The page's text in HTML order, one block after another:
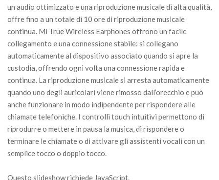
un audio ottimizzato e una riproduzione musicale di alta qualità,
offre fino a un totale di 10 ore di riproduzione musicale
continua. Mi True Wireless Earphones offrono un facile
collegamento e una connessione stabile: si collegano
automaticamente al dispositivo associato quando si apre la
custodia, offrendo ogni volta una connessione rapida e
continua. La riproduzione musicale si arresta automaticamente
quando uno degli auricolari viene rimosso dall’orecchio e può
anche funzionare in modo indipendente per rispondere alle
chiamate telefoniche. I controlli touch intuitivi permettono di
riprodurre o mettere in pausa la musica, di rispondere o
terminare le chiamate o di attivare gli assistenti vocali con un
semplice tocco o doppio tocco.
Questo slideshow richiede JavaScript.